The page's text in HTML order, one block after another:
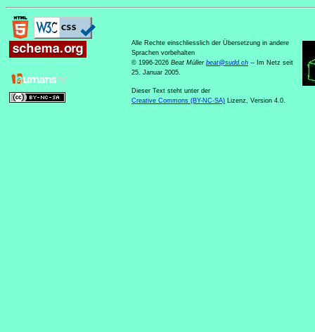
Alle Rechte einschliesslich der Übersetzung in andere
Sprachen vorbehalten
© 1996-2026 Beat Müller beat@sudd.ch -- Im Netz seit
25. Januar 2005.
Dieser Text steht unter der
Creative Commons (BY-NC-SA) Lizenz, Version 4.0.